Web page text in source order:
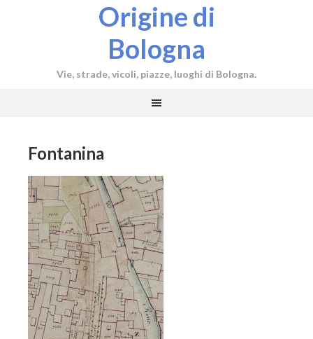
Origine di
Bologna
Vie, strade, vicoli, piazze, luoghi di Bologna.
Fontanina